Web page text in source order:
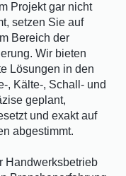
Projekt gar nicht
setzen Sie auf
Bereich der
Wir bieten
Lösungen in den
, Kälte-, Schall- und
geplant,
und exakt auf
abgestimmt.
Handwerksbetrieb